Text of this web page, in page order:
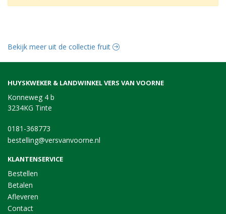
Bekijk meer uit de collectie fruit
HUYSKWEKER & LANDWINKEL VERS VAN VOORNE
Konneweg 4 b
3234KG Tinte
0181-368773
bestelling@versvanvoorne.nl
KLANTENSERVICE
Bestellen
Betalen
Afleveren
Contact